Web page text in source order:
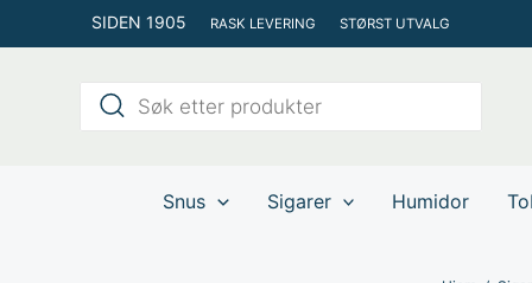
rett
SIDEN 1905 RASK LEVERING STØRST UTVALG
Products
search
Snus Sigarer Humidor